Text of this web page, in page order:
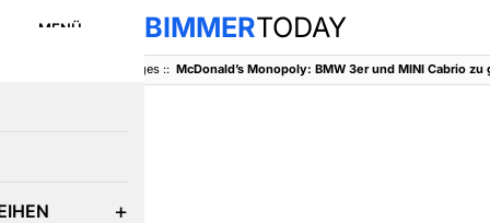
MENÜ BIMMERTODAY
Sonstiges::